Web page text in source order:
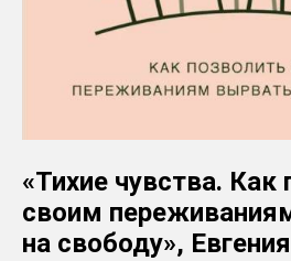
«Тихие чувства. Как
своим
на свободу»,